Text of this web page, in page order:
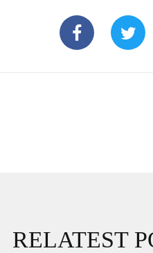
RELATEST